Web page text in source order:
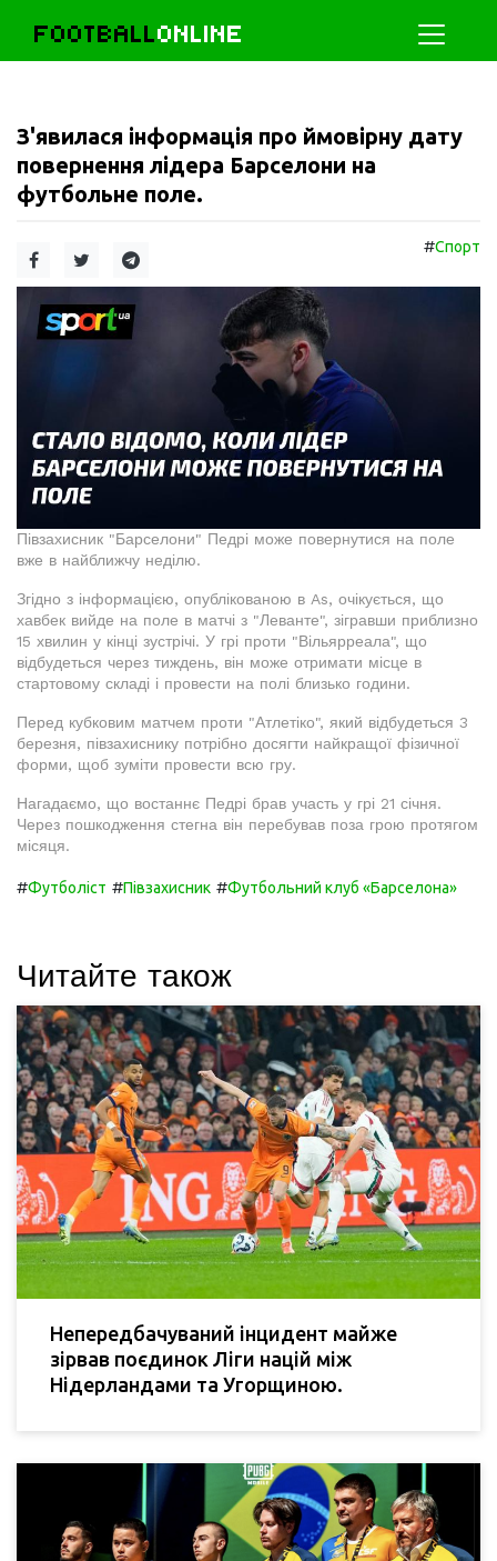
FOOTBALLONLINE
З'явилася інформація про ймовірну дату
повернення лідера Барселони на
футбольне поле.
#Спорт
Півзахисник "Барселони" Педрі може повернутися на поле
вже в найближчу неділю.
Згідно з інформацією, опублікованою в As, очікується, що
хавбек вийде на поле в матчі з "Леванте", зігравши приблизно
15 хвилин у кінці зустрічі. У грі проти "Вільярреала", що
відбудеться через тиждень, він може отримати місце в
стартовому складі і провести на полі близько години.
Перед кубковим матчем проти "Атлетіко", який відбудеться 3
березня, півзахиснику потрібно досягти найкращої фізичної
форми, щоб зуміти провести всю гру.
Нагадаємо, що востаннє Педрі брав участь у грі 21 січня.
Через пошкодження стегна він перебував поза грою протягом
місяця.
#Футболіст #Півзахисник #Футбольний клуб «Барселона»
Читайте також
Непередбачуваний інцидент майже
зірвав поєдинок Ліги націй між
Нідерландами та Угорщиною.